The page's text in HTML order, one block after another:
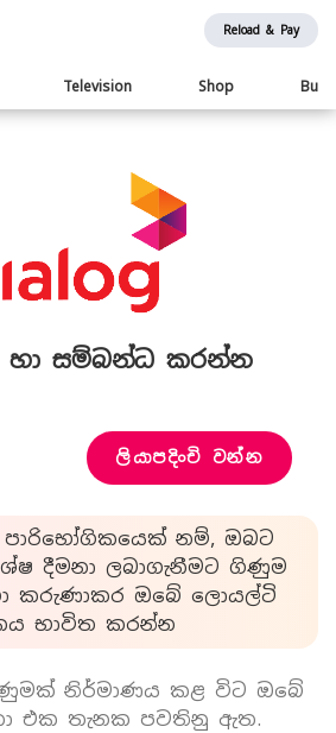
Reload & Pay
Television Shop
හා සම්බන්ධ කරන්න
ලියාපදිංචි වන්න
නම්, ඔබට
දීමනා ලබාගැනීමට ගිණුම
කරුණාකර ඔබේ ලොයල්ටි
භාවිත කරන්න
නිර්මාණය කළ විට ඔබේ
එක තැනක පවතිනු ඇත.